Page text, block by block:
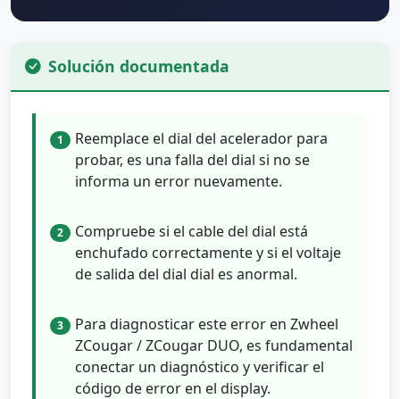
Solución documentada
1
Reemplace el dial del acelerador para
probar, es una falla del dial si no se
informa un error nuevamente.
2
Compruebe si el cable del dial está
enchufado correctamente y si el voltaje
de salida del dial dial es anormal.
3
Para diagnosticar este error en Zwheel
ZCougar / ZCougar DUO, es fundamental
conectar un diagnóstico y verificar el
código de error en el display.